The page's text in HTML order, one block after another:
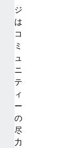
ジ
は
コ
ミ
ュ
ニ
テ
ィ
ー
の
尽
力